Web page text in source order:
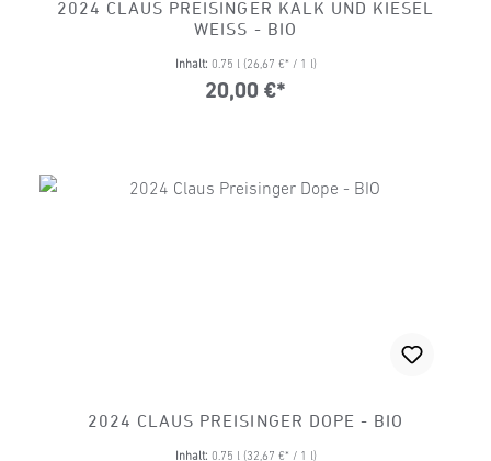
2024 CLAUS PREISINGER KALK UND KIESEL
WEISS - BIO
Inhalt: 0.75 l (26,67 €* / 1 l)
20,00 €*
2024 CLAUS PREISINGER DOPE - BIO
Inhalt: 0.75 l (32,67 €* / 1 l)